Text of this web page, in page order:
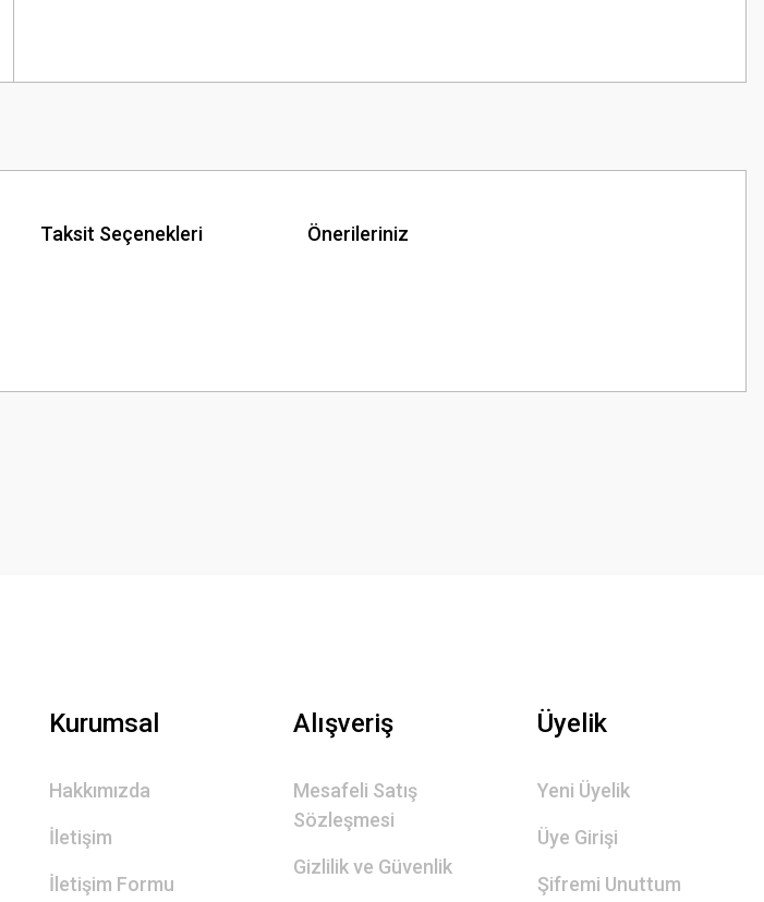
Taksit Seçenekleri Önerileriniz
Kurumsal
Hakkımızda
İletişim
İletişim Formu
Alışveriş
Mesafeli Satış
Sözleşmesi
Gizlilik ve Güvenlik
Üyelik
Yeni Üyelik
Üye Girişi
Şifremi Unuttum